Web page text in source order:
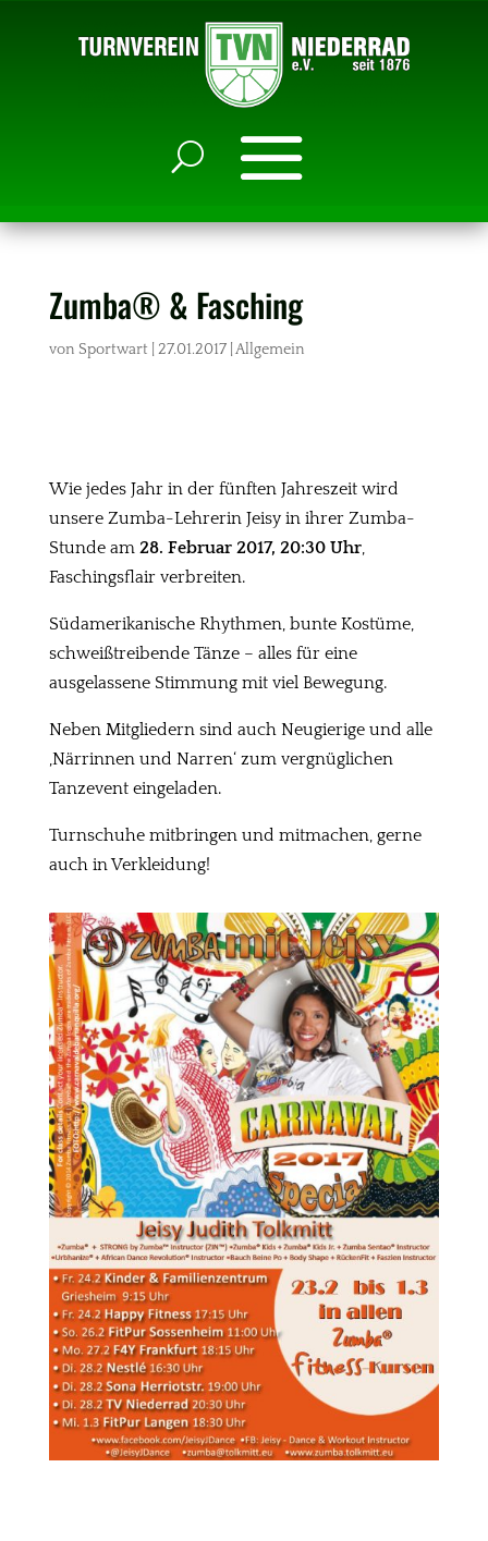
Zumba® & Fasching
von Sportwart 27.01.2017| Allgemein
Wie jedes Jahr in der fünften Jahreszeit wird
unsere Zumba-Lehrerin Jeisy in ihrer Zumba-
Stunde am 28. Februar 2017, 20:30 Uhr,
Faschingsflair verbreiten.
Südamerikanische Rhythmen, bunte Kostüme,
schweißtreibende Tänze – alles für eine
ausgelassene Stimmung mit viel Bewegung.
Neben Mitgliedern sind auch Neugierige und alle
‚Närrinnen und Narren‘ zum vergnüglichen
Tanzevent eingeladen.
Turnschuhe mitbringen und mitmachen, gerne
auch in Verkleidung!